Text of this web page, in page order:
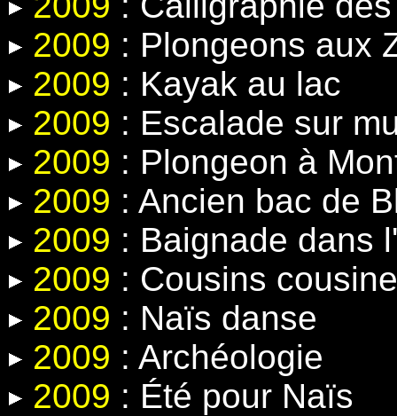
2009 : Plongeons aux
2009 : Kayak au lac
2009 : Escalade sur
2009 : Plongeon à
2009 : Ancien bac de
2009 : Baignade dans
2009 : Cousins cousine
2009 : Naïs danse
2009 : Archéologie
2009 : Été pour Naïs